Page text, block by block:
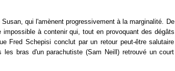
qui l'amènent progressivement à la marginalité. De
à contenir qui, tout en provoquant des dégâts
Fred Schepisi conclut par un retour peut-être salutaire
bras d'un parachutiste (Sam Neill) retrouvé un court